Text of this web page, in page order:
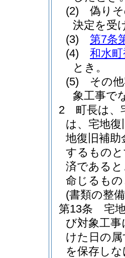
(2)
偽り
決定を受
(3)
第7条
(4)
和水
とき。
(5)
その
象工事で
2
町長は、
は、宅地復
地復旧補助
するもの
済である
命じるも
(書類の整
第13条
宅
び対象工
けた日の
を保存し